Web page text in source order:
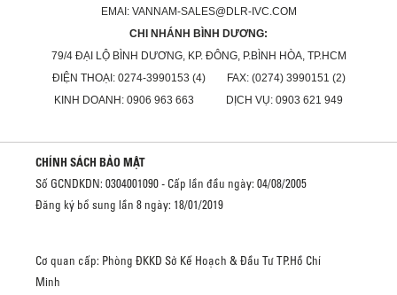
EMAI: VANNAM-SALES@DLR-IVC.COM
CHI NHÁNH BÌNH DƯƠNG:
79/4 ĐẠI LỘ BÌNH DƯƠNG, KP. ĐÔNG, P.BÌNH HÒA, TP.HCM
ĐIỆN THOẠI: 0274-3990153 (4) FAX: (0274) 3990151 (2)
KINH DOANH: 0906 963 663 DỊCH VỤ: 0903 621 949
CHÍNH SÁCH BẢO MẬT
Số GCNDKDN: 0304001090 - Cấp lần đầu ngày: 04/08/2005
Đăng ký bổ sung lần 8 ngày: 18/01/2019
Cơ quan cấp: Phòng ĐKKD Sở Kế Hoạch & Đầu Tư TP.Hồ Chí
Minh